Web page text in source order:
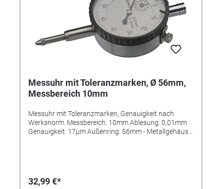
Messuhr mit Toleranzmarken, Ø 56mm,
Messbereich 10mm
Messuhr mit Toleranzmarken, Genauigkeit nach
Werksnorm. Messbereich: 10mm Ablesung: 0,01mm
Genauigkeit: 17µm Außenring: 56mm - Metallgehäuse
32,99 €*